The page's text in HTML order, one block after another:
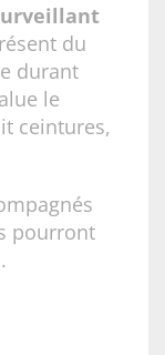
du
durant
le
ceintures,
pourront